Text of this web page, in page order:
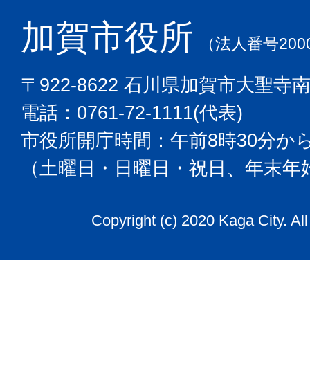
加賀市役所 （法人番号
〒922-8622 石川県加賀市大聖寺
電話：0761-72-1111(代表)
市役所開庁時間：午前8時30分か
（土曜日・日曜日・祝日、年末
Copyright (c) 2020 Kaga City.